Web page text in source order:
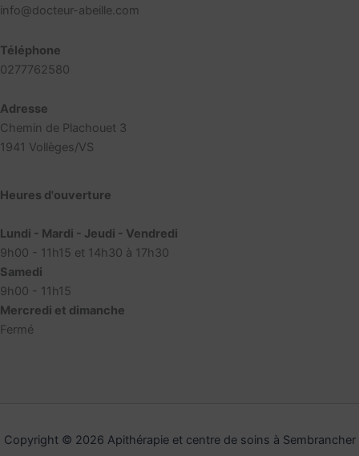
info@docteur-abeille.com
Téléphone
0277762580
Adresse
Chemin de Plachouet 3
1941 Vollèges/VS
Heures d'ouverture
Lundi - Mardi - Jeudi - Vendredi
9h00 - 11h15 et 14h30 à 17h30
Samedi
9h00 - 11h15
Mercredi et dimanche
Fermé
Copyright © 2026 Apithérapie et centre de soins à Sembrancher